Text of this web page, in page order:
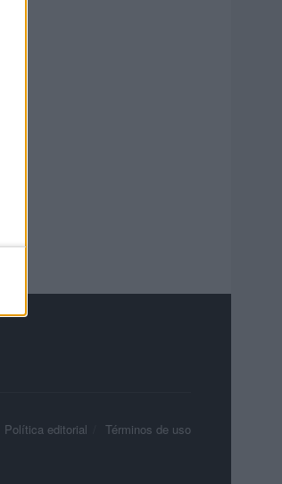
Política editorial Términos de uso